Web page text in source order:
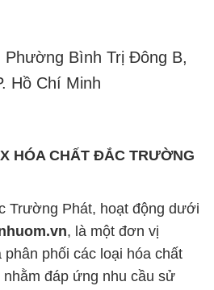
Phường Bình Trị Đông B,
Hồ Chí Minh
HÓA CHẤT ĐẮC TRƯỜNG
Trường Phát, hoạt động dưới
, là một đơn vị
phối các loại hóa chất
đáp ứng nhu cầu sử